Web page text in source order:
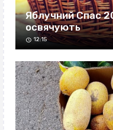
Яблучний Спас
освячують
12:15